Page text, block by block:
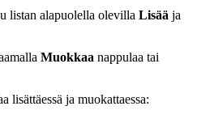
listan alapuolella olevilla Lisää ja
Muokkaa nappulaa tai
lisättäessä ja muokattaessa: